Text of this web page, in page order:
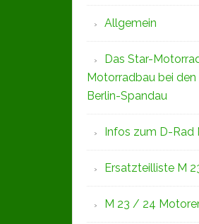
Allgemein
Das Star-
Motorradbau bei den
Berlin-Spandau
Infos zum D-Rad
Ersatzteilliste M
M 23 / 24